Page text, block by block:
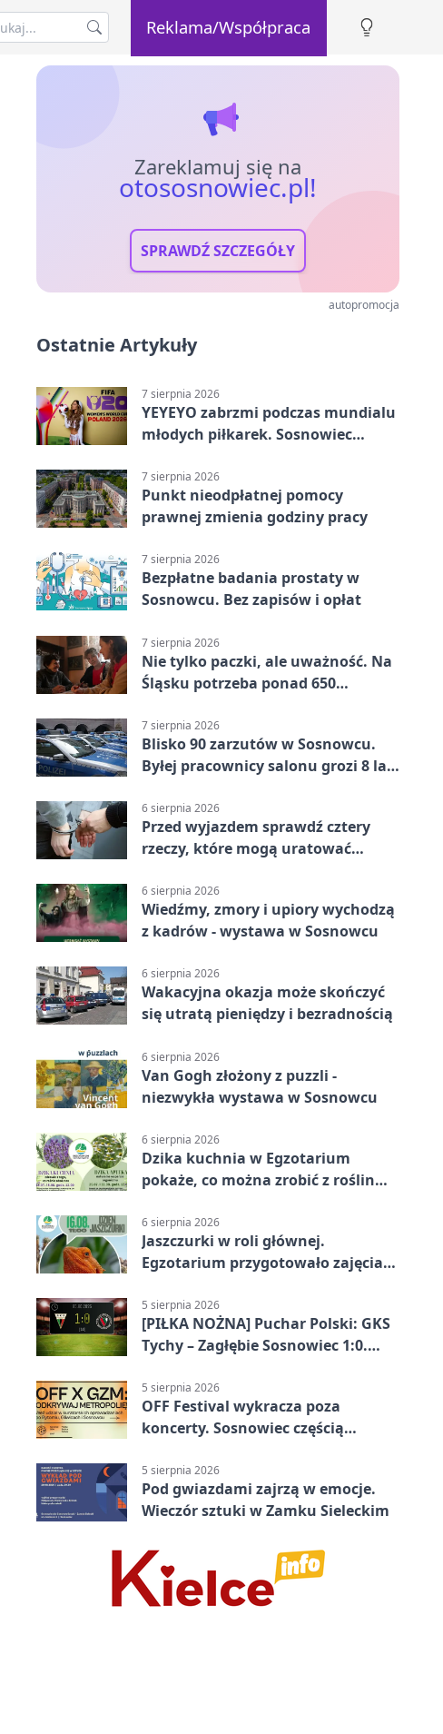
Reklama/Współpraca
Zareklamuj się na
otososnowiec.pl!
SPRAWDŹ SZCZEGÓŁY
autopromocja
Ostatnie Artykuły
7 sierpnia 2026
YEYEYO zabrzmi podczas mundialu
młodych piłkarek. Sosnowiec
7 sierpnia 2026
Punkt nieodpłatnej pomocy
prawnej zmienia godziny pracy
7 sierpnia 2026
Bezpłatne badania prostaty w
Sosnowcu. Bez zapisów i opłat
7 sierpnia 2026
Nie tylko paczki, ale uważność. Na
Śląsku potrzeba ponad 650
7 sierpnia 2026
Blisko 90 zarzutów w Sosnowcu.
Byłej pracownicy salonu grozi 8 lat
6 sierpnia 2026
Przed wyjazdem sprawdź cztery
rzeczy, które mogą uratować
6 sierpnia 2026
Wiedźmy, zmory i upiory wychodzą
z kadrów - wystawa w Sosnowcu
6 sierpnia 2026
Wakacyjna okazja może skończyć
się utratą pieniędzy i bezradnością
6 sierpnia 2026
Van Gogh złożony z puzzli -
niezwykła wystawa w Sosnowcu
6 sierpnia 2026
Dzika kuchnia w Egzotarium
pokaże, co można zrobić z roślin
6 sierpnia 2026
Jaszczurki w roli głównej.
Egzotarium przygotowało zajęcia
5 sierpnia 2026
[PIŁKA NOŻNA] Puchar Polski: GKS
Tychy – Zagłębie Sosnowiec 1:0.
przed przerwą
5 sierpnia 2026
OFF Festival wykracza poza
koncerty. Sosnowiec częścią
5 sierpnia 2026
Pod gwiazdami zajrzą w emocje.
Wieczór sztuki w Zamku Sieleckim